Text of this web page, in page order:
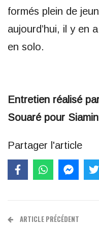
formés plein de
aujourd’hui, il y en
en solo.
Entretien réalisé
Souaré pour
Partager l'article
ARTICLE PRÉCÉDENT